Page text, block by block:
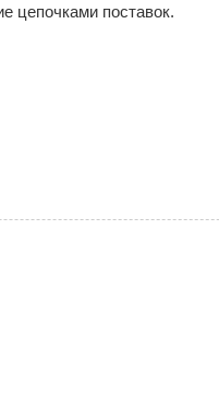
цепочками поставок.